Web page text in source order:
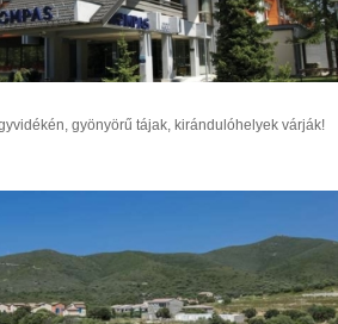
gyönyörű tájak, kirándulóhelyek várják!